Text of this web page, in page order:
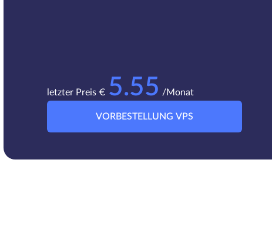
letzter Preis € 5.55 /Monat
VORBESTELLUNG VPS